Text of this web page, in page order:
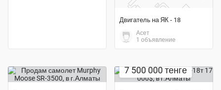
Двигатель на ЯК - 18
Асет
1 объявление
7 500 000 тенге